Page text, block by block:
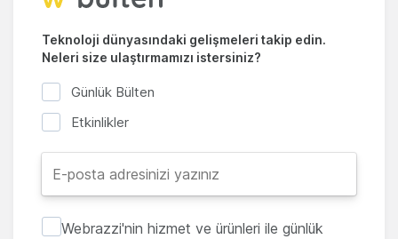
Teknoloji dünyasındaki gelişmeleri takip edin.
Neleri size ulaştırmamızı istersiniz?
Günlük Bülten
Etkinlikler
Webrazzi'nin hizmet ve ürünleri ile günlük